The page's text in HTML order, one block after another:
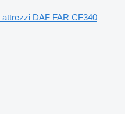
attrezzi DAF FAR CF340